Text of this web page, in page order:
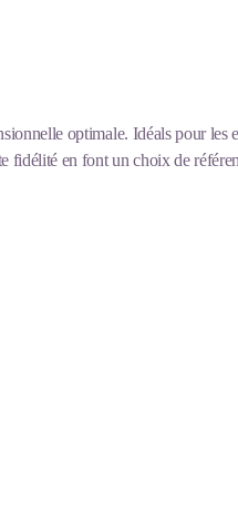
optimale. Idéals pour
fidélité en font un choix de